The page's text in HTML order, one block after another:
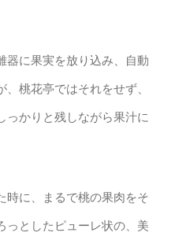
器に果実を放り込み、自動
桃花亭ではそれをせず、
っかりと残しながら果汁に
時に、まるで桃の果肉をそ
っとしたピューレ状の、美